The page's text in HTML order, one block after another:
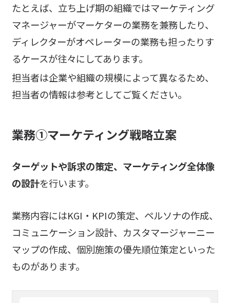
たとえば、立ち上げ期の組織ではマーケティング
マネージャーがマーケターの業務を兼務したり、
ディレクターがオペレーターの業務も担ったりす
るケースが往々にしてあります。
担当者は企業や組織の規模によって異なるため、
担当者の情報は参考としてご覧ください。
業務①マーケティング戦略立案
ターゲットや訴求の策定、マーケティング全体像
の設計を行います。
業務内容にはKGI・KPIの策定、ペルソナの作成、
コミュニケーション設計、カスタマージャーニー
マップの作成、個別施策の優先順位策定といった
ものがあります。